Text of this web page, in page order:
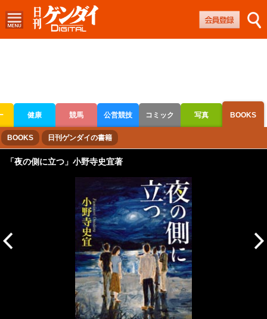
健康 競馬 公営競技 コミック 写真 BOOKS
ボートレース 競輪 オートレース
BOOKS 日刊ゲンダイの書籍
「夜の側に立つ」小野寺史宜著